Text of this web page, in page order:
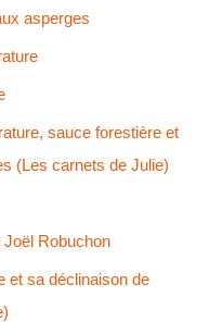
asperges
sauce forestière et
(Les carnets de Julie)
Robuchon
et sa déclinaison de